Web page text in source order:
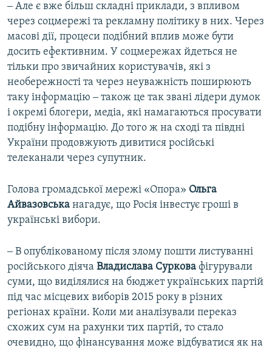
‒ Але є вже більш складні приклади, з впливом
через соцмережі та рекламну політику в них. Через
масові дії, процеси подібний вплив може бути
досить ефективним. У соцмережах йдеться не
тільки про звичайних користувачів, які з
необережності та через неуважність поширюють
таку інформацію ‒ також це так звані лідери думок
і окремі блогери, медіа, які намагаються просувати
подібну інформацію. До того ж на сході та півдні
України продовжують дивитися російські
телеканали через супутник.
Голова громадської мережі «Опора» Ольга
Айвазовська нагадує, що Росія інвестує гроші в
українські вибори.
‒ В опублікованому після злому пошти листуванні
російського діяча Владислава Суркова фігурували
суми, що виділялися на бюджет українських партій
під час місцевих виборів 2015 року в різних
регіонах країни. Коли ми аналізували переказ
схожих сум на рахунки тих партій, то стало
очевидно, що фінансування може відбуватися як на